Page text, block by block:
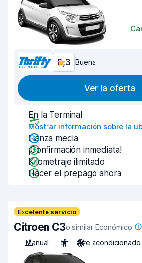
8,3 Buena
Ver la oferta
En la Terminal
Mostrar información sobre la
Fianza media
¡Confirmación inmediata!
Kilometraje ilimitado
Hacer el prepago ahora
Excelente servicio
Citroen C3o similar Económico
Manual
5 Aire acondicionado